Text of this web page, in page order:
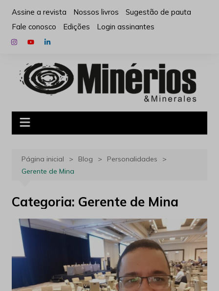
para
conteúdo
Assine a revista Nossos livros
Sugestão de pauta
Fale conosco
Edições Login assinantes
Página inicial Blog
Personalidades
Gerente de Mina
Categoria: Gerente de Mina